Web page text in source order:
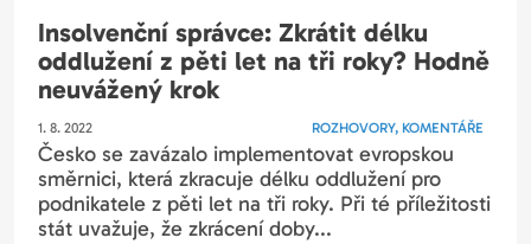
Insolvenční správce: Zkrátit délku
oddlužení z pěti let na tři roky? Hodně
neuvážený krok
1. 8. 2022 ROZHOVORY, KOMENTÁŘE
Česko se zavázalo implementovat evropskou
směrnici, která zkracuje délku oddlužení pro
podnikatele z pěti let na tři roky. Při té příležitosti
stát uvažuje, že zkrácení doby...